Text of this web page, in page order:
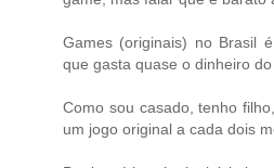
Games (originais) no Brasil
que gasta quase o dinheiro
Como sou casado, tenho
um jogo original a cada dois